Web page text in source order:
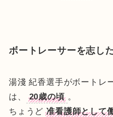
ボートレーサーを志し
湯淺 紀香選手がボートレ
は、
20歳の頃 。
ちょうど 准看護師として